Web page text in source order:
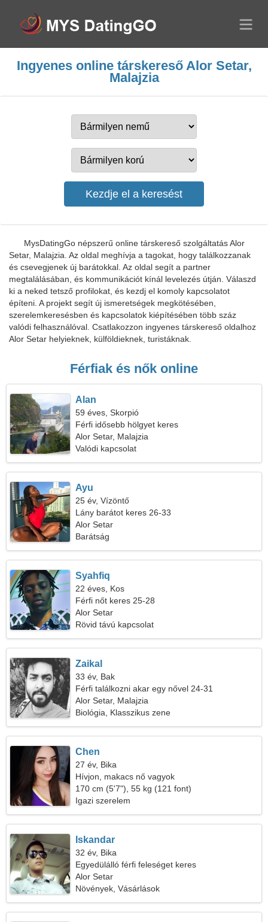
Ingyenes online társkereső Alor Setar,
Malajzia
MysDatingGo népszerű online társkereső szolgáltatás Alor
Setar, Malajzia. Az oldal meghívja a tagokat, hogy találkozzanak
és csevegjenek új barátokkal. Az oldal segít a partner
megtalálásában, és kommunikációt kínál levelezés útján. Válaszd
ki a neked tetsző profilokat, és kezdj el komoly kapcsolatot
építeni. A projekt segít új ismeretségek megkötésében,
szerelemkeresésben és kapcsolatok kiépítésében több száz
valódi felhasználóval. Csatlakozzon ingyenes társkereső oldalhoz
Alor Setar helyieknek, külföldieknek, turistáknak.
Férfiak és nők online
Alan
59 éves, Skorpió
Férfi idősebb hölgyet keres
Alor Setar, Malajzia
Valódi kapcsolat
Ayu
25 év, Vízöntő
Lány barátot keres 26-33
Alor Setar
Barátság
Syahfiq
22 éves, Kos
Férfi nőt keres 25-28
Alor Setar
Rövid távú kapcsolat
Zaikal
33 év, Bak
Férfi találkozni akar egy nővel 24-31
Alor Setar, Malajzia
Biológia, Klasszikus zene
Chen
27 év, Bika
Hívjon, makacs nő vagyok
170 cm (5'7"), 55 kg (121 font)
Igazi szerelem
Iskandar
32 év, Bika
Egyedülálló férfi feleséget keres
Alor Setar
Növények, Vásárlások